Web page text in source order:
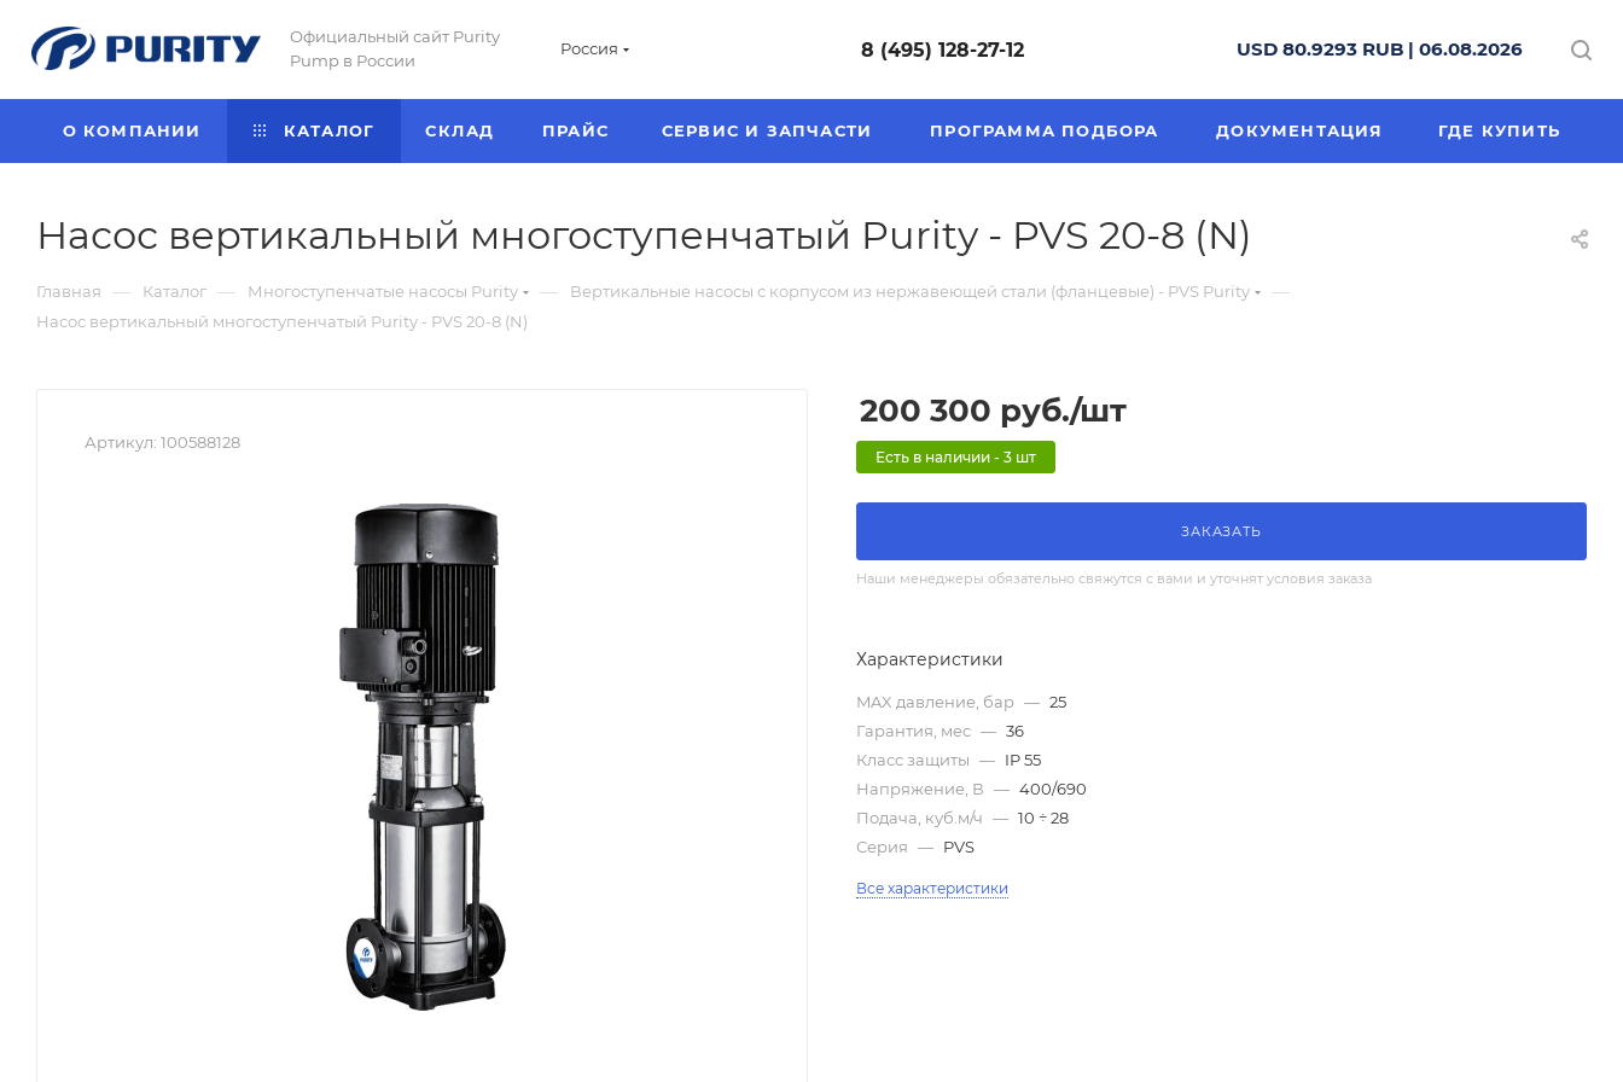
Официальный сайт Purity
Pump в России
Россия 8 (495) 128-27-12 USD 80.9293 RUB | 06.08.2026
О КОМПАНИИ КАТАЛОГ CКЛАД ПРАЙС СЕРВИС И ЗАПЧАСТИ ПРОГРАММА ПОДБОРА ДОКУМЕНТАЦИЯ ГДЕ КУПИТЬ
Насос вертикальный многоступенчатый Purity - PVS 20-8 (N)
Главная — Каталог — Многоступенчатые насосы Purity — Вертикальные насосы с корпусом из нержавеющей стали (фланцевые) - PVS Purity —
Насос вертикальный многоступенчатый Purity - PVS 20-8 (N)
Артикул: 100588128
200 300 руб./шт
Есть в наличии - 3 шт
ЗАКАЗАТЬ
Наши менеджеры обязательно свяжутся с вами и уточнят условия заказа
Характеристики
MAX давление, бар — 25
Гарантия, мес — 36
Класс защиты — IP 55
Напряжение, В — 400/690
Подача, куб.м/ч — 10 ÷ 28
Серия — PVS
Все характеристики